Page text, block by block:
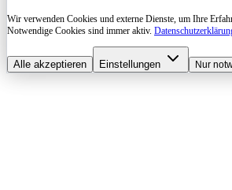
Wir verwenden Cookies und externe Dienste, um Ihre
Notwendige Cookies sind immer aktiv.
Alle akzeptieren Einstellungen Nur